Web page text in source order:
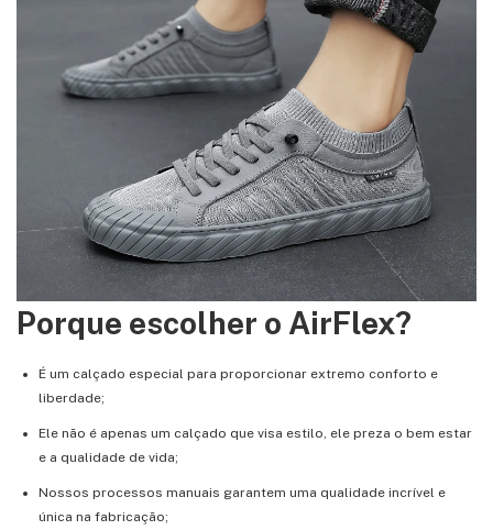
Porque escolher o AirFlex?
É um calçado especial para proporcionar extremo conforto e
liberdade;
Ele não é apenas um calçado que visa estilo, ele preza o bem estar
e a qualidade de vida;
Nossos processos manuais garantem uma qualidade incrível e
única na fabricação;